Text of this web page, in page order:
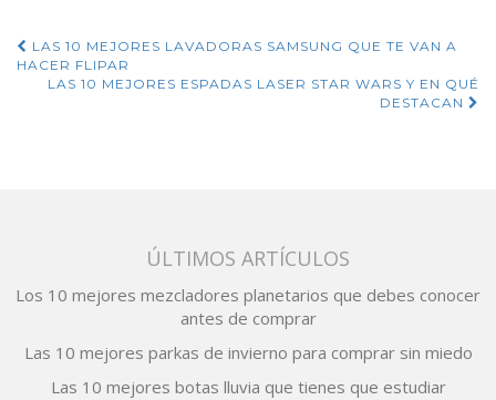
Navegación
de
LAS 10 MEJORES LAVADORAS SAMSUNG QUE TE VAN A
HACER FLIPAR
LAS 10 MEJORES ESPADAS LASER STAR WARS Y EN QUÉ
DESTACAN
ÚLTIMOS ARTÍCULOS
Los 10 mejores mezcladores planetarios que debes conocer
antes de comprar
Las 10 mejores parkas de invierno para comprar sin miedo
Las 10 mejores botas lluvia que tienes que estudiar